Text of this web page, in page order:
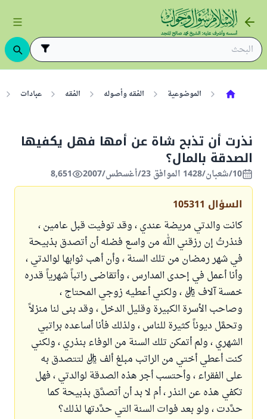
الموضوعية الفقه وأصوله الفقه عبادات
نذرت أن تذبح شاة عن أمها فهل يكفيها
الصدقة بالمال؟
10/شعبان/1428 الموافق 23/أغسطس/2007 8,651
السؤال 105311
كانت والدتي مريضة عندي ، وقد توفيت قبل عامين ،
فنذرتُ إن رزقني الله من واسع فضله أن أتصدق بذبيحة
في شهر رمضان من تلك السنة ، وأن أهب ثوابها لوالدتي ،
وأنا أعمل في إحدى المدارس ، وأتقاضى راتباً شهرياً قدره
خمسة آلاف ريال ، ولكني أعطيه زوجي المحتاج ،
وصاحب الأسرة الكبيرة وقليل الدخل ، وقد بنى لنا منزلاً
وتحمَّل ديوناً كثيرة للناس ، ولذلك فأنا أساعده براتبي
الشهري ، ولم أتمكن تلك السنة من الوفاء بنذري ، ولكني
كنت أعطي أختي من الراتب مبلغ ألف ريال لتتصدق به
على الفقراء ، وأحتسب أجر هذه الصدقة لوالدتي ، فهل
تكفي هذه عن النذر ، أم لا بد أن أتصدَّق بذبيحة كما
حدَّدت ، ولو بعد فوات السنة التي حدَّدتها لذلك؟